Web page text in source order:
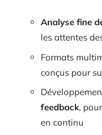
Analyse fine
les attentes
Formats
conçus pour
feedback,
en continu